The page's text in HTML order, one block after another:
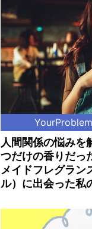
人間関係の悩みを
つだけの香りだっ
メイドフレグラン
ル）に出会った私